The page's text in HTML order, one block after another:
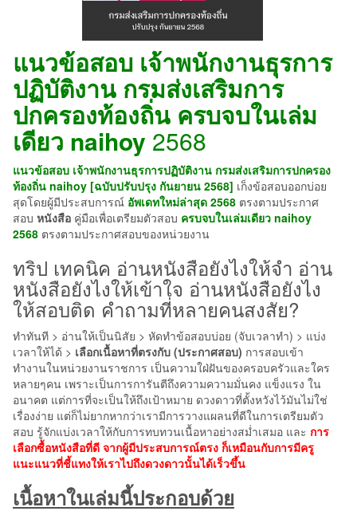
แนวข้อสอบ เจ้าพนักงานธุรการ
ปฏิบัติงาน กรมส่งเสริมการ
ปกครองท้องถิ่น ครบจบในเล่ม
เดียว naihoy 2568
แนวข้อสอบ เจ้าพนักงานธุรการปฏิบัติงาน กรมส่งเสริมการปกครอง
ท้องถิ่น naihoy [ฉบับปรับปรุง กันยายน 2568] เก็งข้อสอบออกบ่อย
สุดโดยผู้มีประสบการณ์ อัพเดทใหม่ล่าสุด 2568 ตรงตามประกาศ
สอบ หนังสือ คู่มือเพื่อเตรียมตัวสอบ ครบจบในเล่มเดียว naihoy
2568 ตรงตามประกาศสอบของหน่วยงาน
ทริป เทคนิค อ่านหนังสือยังไงให้จํา อ่าน
หนังสือยังไงให้เข้าใจ อ่านหนังสือยังไง
ให้สอบติด คำถามที่หลายคนสงสัย?
ทำทันที > อ่านให้เป็นนิสัย > หัดทำข้อสอบบ่อย (จับเวลาทำ) > แบ่ง
เวลาให้ได้ > เลือกเนื้อหาที่ตรงกับ (ประกาศสอบ) การสอบเข้า
ทำงานในหน่วยงานราชการ เป็นความใฝ่ฝันของครอบครัวและใคร
หลายๆคน เพราะเป็นการการันตีถึงความความมั่นคง แข็งแรง ใน
อนาคต แต่การที่จะเป็นให้ถึงเป้าหมาย ดวงดาวที่ตั้งหวังไว้มันไม่ใช่
เรื่องง่าย แต่ก็ไม่ยากหากว่าเรามีการวางแผลนที่ดีในการเตรียมตัว
สอบ รู้จักแบ่งเวลาให้กับการทบทวนเนื้อหาอย่างสม่ำเสมอ และ การ
เลือกซื้อหนังสือที่ดี จากผู้มีประสบการณ์ตรง ก็เหมือนกับการมีครู
แนะแนวที่ชี้แทงให้เราไปถึงดวงดาวนั้นได้เร็วขึ้น
เนื้อหาในเล่มนี้ประกอบด้วย